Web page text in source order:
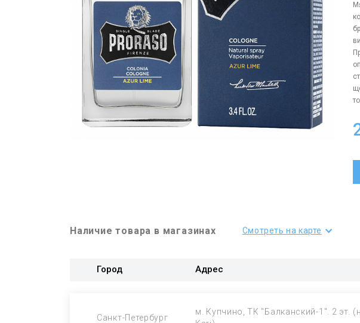
Наличие товара в магазинах Смотреть на карте
Город Адрес
Санкт-Петербург
м. Купчино, ТК "Балканский-1". 2 эт.